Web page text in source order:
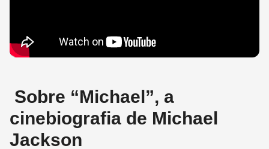
Sobre “Michael”, a
cinebiografia de Michael
Jackson